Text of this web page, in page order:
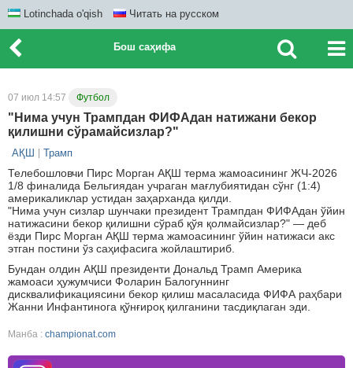
Lotinchada o'qish Читать на русском
Бош саҳифа
07 июл 14:57 Футбол
"Нима учун Трампдан ФИФАдан натижани бекор
қилишни сўрамайсизлар?"
АҚШ Трамп
Телебошловчи Пирс Морган АҚШ терма жамоасининг ЖЧ-2026
1/8 финалида Бельгиядан учраган мағлубиятидан сўнг (1:4)
америкаликлар устидан заҳарханда қилди.
"Нима учун сизлар шунчаки президент Трампдан ФИФАдан ўйин
натижасини бекор қилишни сўраб қўя қолмайсизлар?" — деб
ёзди Пирс Морган АҚШ терма жамоасининг ўйин натижаси акс
этган постини ўз саҳифасига жойлаштириб.
Бундан олдин АҚШ президенти Дональд Трамп Америка
жамоаси ҳужумчиси Фоларин Балогуннинг
дисквалификациясини бекор қилиш масаласида ФИФА раҳбари
Жанни Инфантинога қўнғироқ қилганини тасдиқлаган эди.
Манба : championat.com